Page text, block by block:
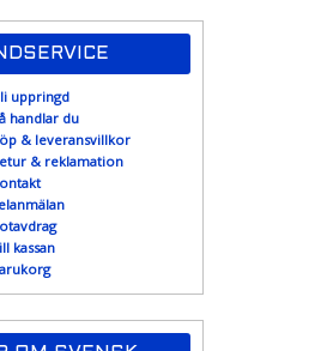
uppringd
handlar du
& leveransvillkor
& reklamation
kassan